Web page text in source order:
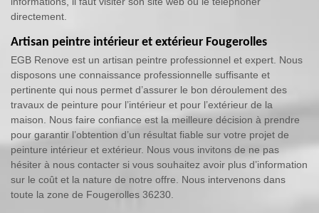
directement.
Artisan peintre intérieur et extérieur Fougerolles
EGB Renove est un artisan peintre professionnel et expert. Nous
disposons une connaissance professionnelle suffisante et
pertinente qui nous permet d’assurer le bon déroulement des
travaux de peinture pour l’intérieur et pour l’extérieur de la
maison. Nous faire confiance est la meilleure décision à prendre
pour garantir l’obtention d’un résultat fiable sur votre projet de
peinture intérieur et extérieur. Nous vous invitons de ne pas
hésiter à nous contacter si vous souhaitez avoir plus d’information
sur le coût et la nature de notre offre. Nous intervenons dans
toute la zone de Fougerolles 36230.